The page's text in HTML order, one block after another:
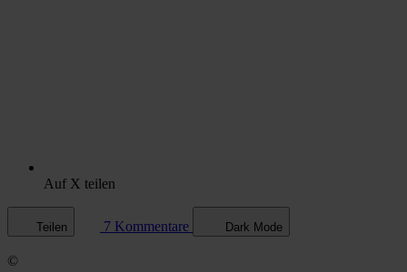
Auf X teilen
Teilen 7 Kommentare Dark Mode
©